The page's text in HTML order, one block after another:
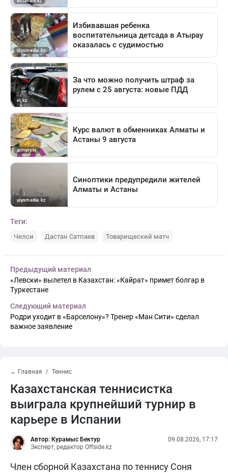
Теги:
Челси Дастан Сатпаев Товарищеский матч
Предыдущий материал
«Левски» вылетел в Казахстан: «Кайрат» примет болгар в
Туркестане
Следующий материал
Родри уходит в «Барселону»? Тренер «Ман Сити» сделал
важное заявление
← Главная Теннис
Казахстанская теннисистка
выиграла крупнейший турнир в
карьере в Испании
Автор: Курамыс Бектур
Эксперт, редактор Offside.kz
09.08.2026, 17:17
Член сборной Казахстана по теннису Соня